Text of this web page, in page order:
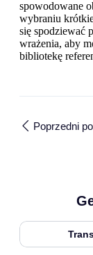
spowodowane
wybraniu
się spodziewać
wrażenia, aby
bibliotekę
Poprzedni